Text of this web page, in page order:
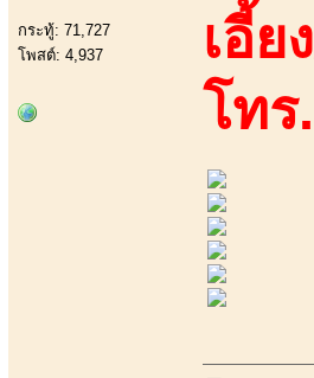
กระทู้: 71,727
โพสต์: 4,937
เอี้
โท